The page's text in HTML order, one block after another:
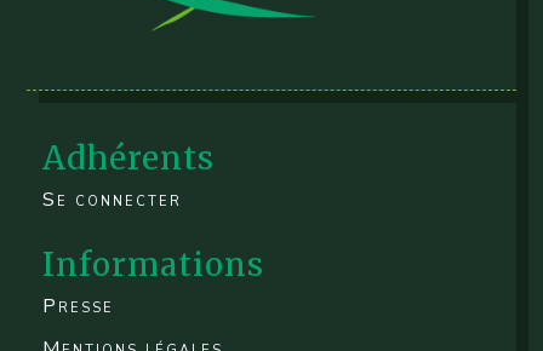
Adhérents
Se connecter
Informations
Presse